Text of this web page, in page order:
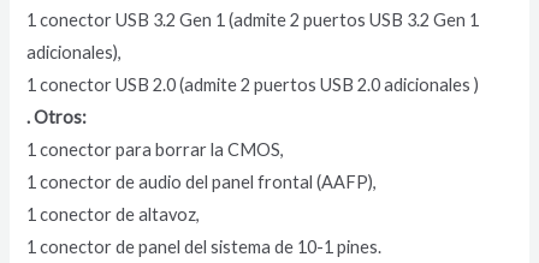
1 conector USB 3.2 Gen 1 (admite 2 puertos USB 3.2 Gen 1
adicionales),
1 conector USB 2.0 (admite 2 puertos USB 2.0 adicionales )
. Otros:
1 conector para borrar la CMOS,
1 conector de audio del panel frontal (AAFP),
1 conector de altavoz,
1 conector de panel del sistema de 10-1 pines.